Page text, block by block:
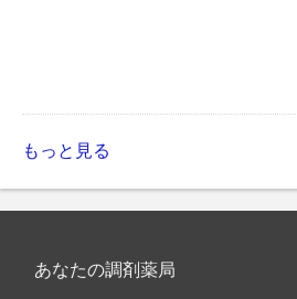
もっと見る
あなたの調剤薬局